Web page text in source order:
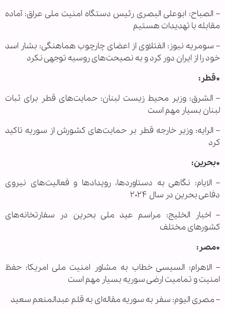
– الصباح: ابوعلی البصری رئیس دستگاه امنیت ملی عراق: آماده
مقابله با تهدیدات هستیم
– سومریه نیوز: الفتلاوی از اعضای چارچوب هماهنگی: بشار اسد
خود را از ایران دور کرد و به نصیحت‌های روسیه توجهی نکرد
*قطر:
– الشرق: وزیر محیط زیست لبنان: حمایت‌های قطر برای ثبات
لبنان بسیار مهم است
– الرایه: وزیر خارجه قطر بر حمایت‌های کشورش از سوریه تاکید
کرد
*بحرین:
– الایام: نگاهی به دستاورد‌ها، رویداد‌ها و فعالیت‌های نیروی
دفاعی بحرین در سال ۲۰۲۴
– اخبار الخلیج: مراسم عید ملی بحرین در سفارتخانه‌های
کشورهای مختلف
*مصر:
– الاهرام: السیسی خطاب به مشاور امنیت ملی امریکا: حفظ
امنیت و تمامیت ارضی سوریه بسیار مهم است
– مصری الیوم: سفر به سوریه مقاله‌ای به قلم عبدالمنعم سعید